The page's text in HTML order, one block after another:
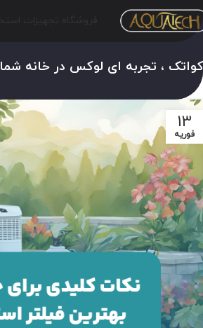
، تجربه ای لوکس در خانه شما
13
فوریه